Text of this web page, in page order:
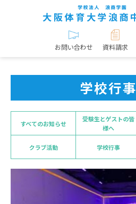
お問い合わせ 資料請求
学校行事
すべてのお知らせ
受験生とゲストの皆
様へ
クラブ活動 学校行事